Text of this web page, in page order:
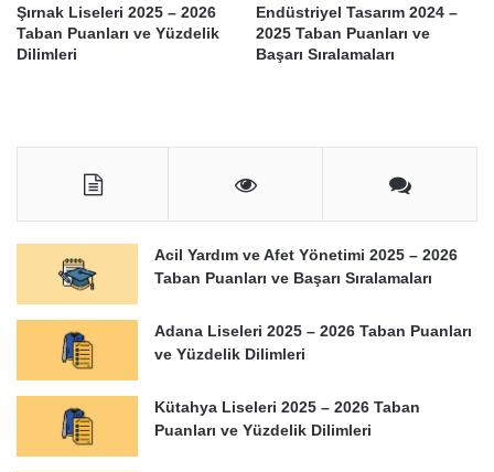
Şırnak Liseleri 2025 – 2026
Taban Puanları ve Yüzdelik
Dilimleri
Endüstriyel Tasarım 2024 –
2025 Taban Puanları ve
Başarı Sıralamaları
Acil Yardım ve Afet Yönetimi 2025 – 2026
Taban Puanları ve Başarı Sıralamaları
Adana Liseleri 2025 – 2026 Taban Puanları
ve Yüzdelik Dilimleri
Kütahya Liseleri 2025 – 2026 Taban
Puanları ve Yüzdelik Dilimleri